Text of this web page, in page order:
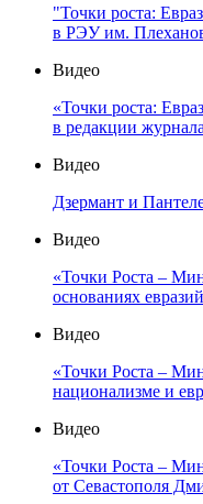
"Точки роста:
в РЭУ им.
Видео
«Точки роста:
в редакции
Видео
Дзермант и
Видео
«Точки Роста –
основаниях
Видео
«Точки Роста –
национализме и
Видео
«Точки Роста –
от Севастополя